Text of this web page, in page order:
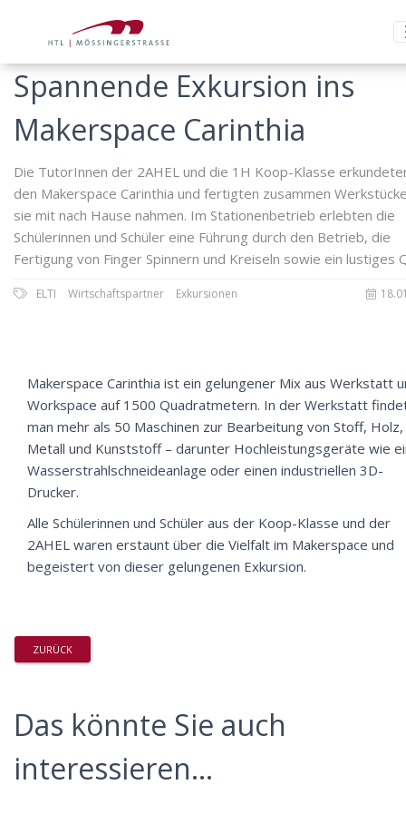
Spannende Exkursion ins
Makerspace Carinthia
Die TutorInnen der 2AHEL und die 1H Koop-Klasse
den Makerspace Carinthia und fertigten zusammen
sie mit nach Hause nahmen. Im Stationenbetrieb erlebten die
Schülerinnen und Schüler eine Führung durch den Betrieb, die
Fertigung von Finger Spinnern und Kreiseln sowie ein lustiges
ELTI Wirtschaftspartner Exkursionen
Makerspace Carinthia ist ein gelungener Mix aus Werkstatt
Workspace auf 1500 Quadratmetern. In der Werkstatt
man mehr als 50 Maschinen zur Bearbeitung von Stoff, Holz,
Metall und Kunststoff – darunter Hochleistungsgeräte wie
Wasserstrahlschneideanlage oder einen industriellen 3D-
Drucker.
Alle Schülerinnen und Schüler aus der Koop-Klasse und der
2AHEL waren erstaunt über die Vielfalt im Makerspace und
begeistert von dieser gelungenen Exkursion.
ZURÜCK
Das könnte Sie auch
interessieren...